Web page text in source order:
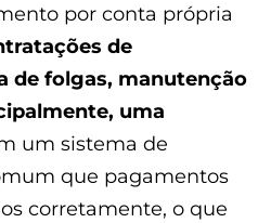
por conta própria
de
de folgas, manutenção
uma
um sistema de
que pagamentos
corretamente, o que